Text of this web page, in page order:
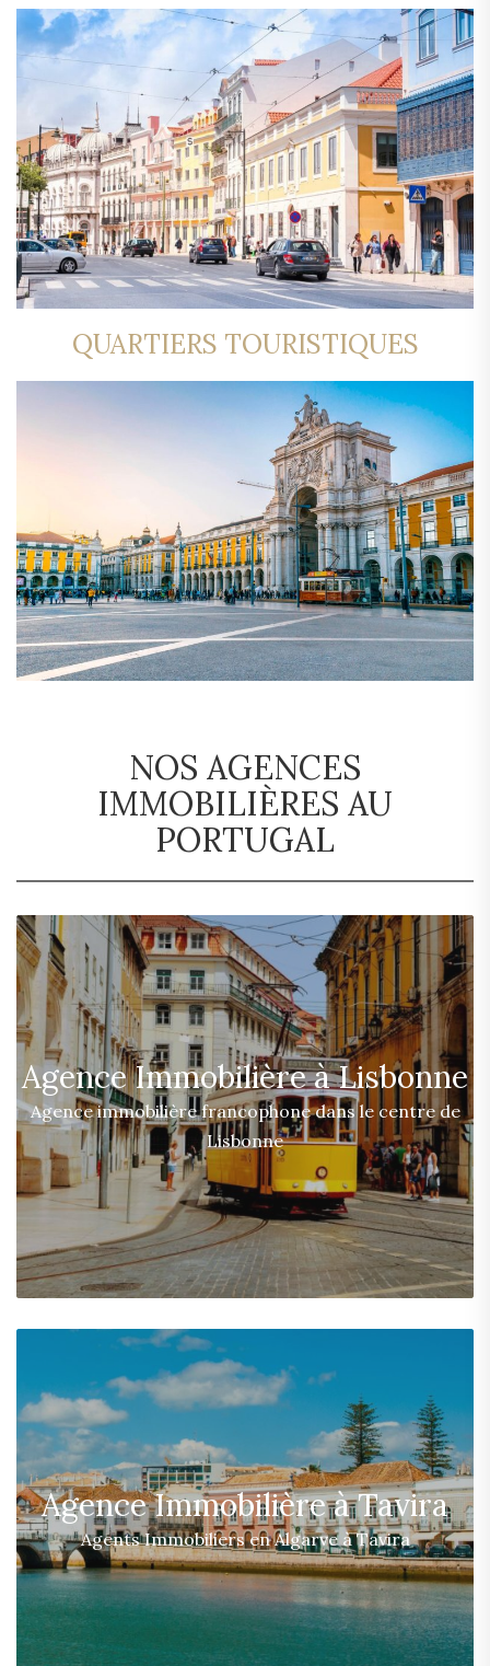
QUARTIERS TOURISTIQUES
NOS AGENCES
IMMOBILIÈRES AU
PORTUGAL
Agence Immobilière à Lisbonne
Agence immobilière francophone dans le centre de
Lisbonne
Agence Immobilière à Tavira
Agents Immobiliers en Algarve à Tavira